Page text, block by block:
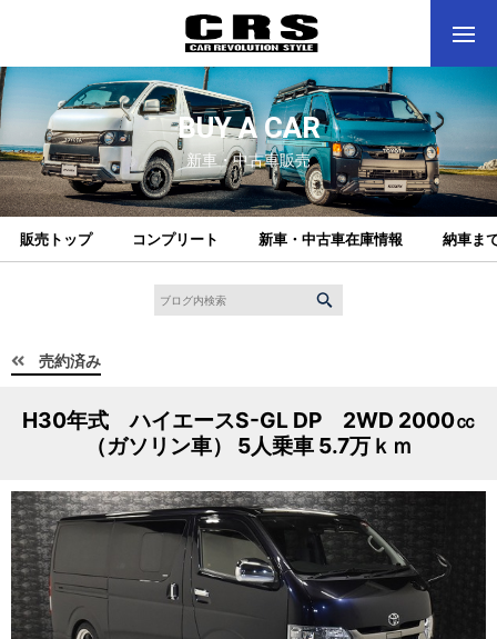
BUY A CAR
新車・中古車販売
販売トップ コンプリート 新車・中古車在庫情報 納車ま
売約済み
H30年式 ハイエースS-GL DP 2WD 2000㏄
（ガソリン車） 5人乗車 5.7万ｋｍ